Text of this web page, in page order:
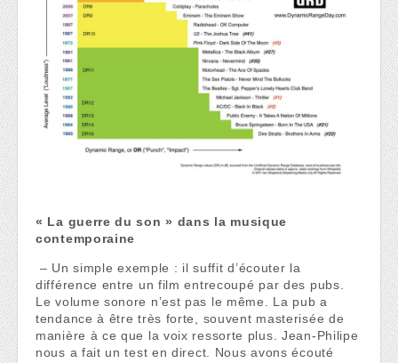
« La guerre du son » dans la musique
contemporaine
– Un simple exemple : il suffit d’écouter la
différence entre un film entrecoupé par des pubs.
Le volume sonore n’est pas le même. La pub a
tendance à être très forte, souvent masterisée de
manière à ce que la voix ressorte plus. Jean-Philipe
nous a fait un test en direct. Nous avons écouté